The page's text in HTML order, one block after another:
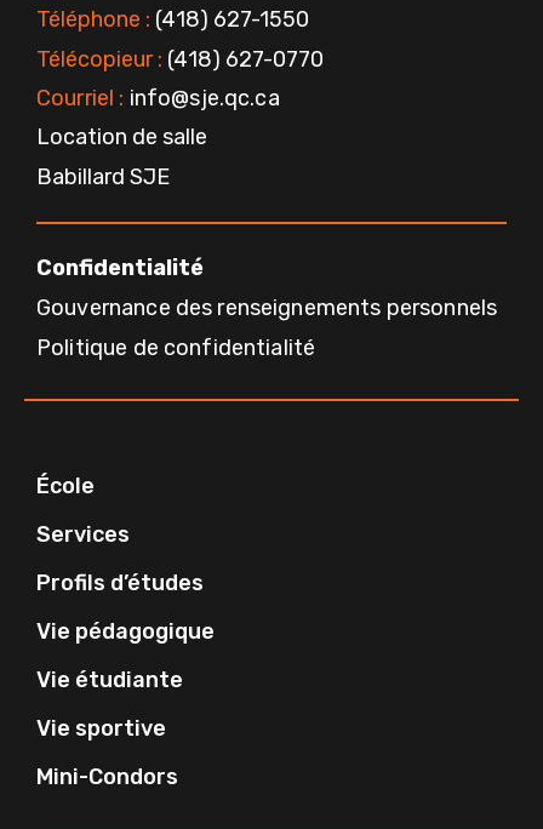
Téléphone : (418) 627-1550
Télécopieur : (418) 627-0770
Courriel : info@sje.qc.ca
Location de salle
Babillard SJE
Confidentialité
Gouvernance des renseignements personnels
Politique de confidentialité
École
Services
Profils d’études
Vie pédagogique
Vie étudiante
Vie sportive
Mini-Condors